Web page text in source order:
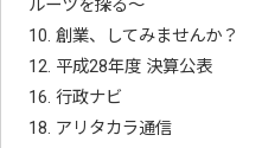
ルーツを探る～
10. 創業、してみませんか？
12. 平成28年度 決算公表
16. 行政ナビ
18. アリタカラ通信